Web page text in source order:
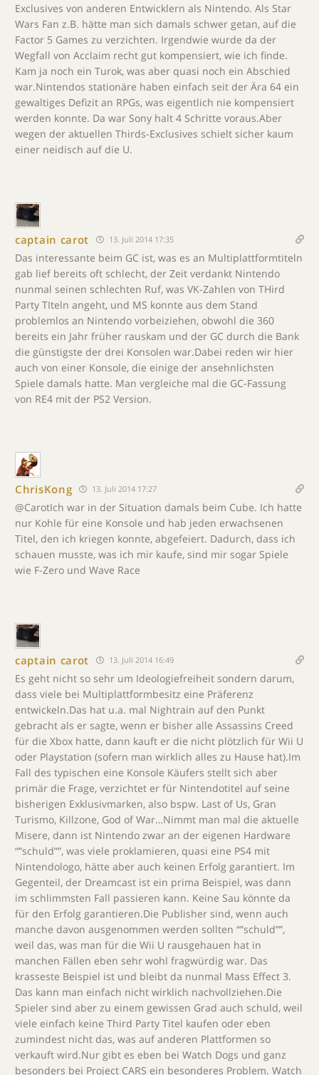
Exclusives von anderen Entwicklern als Nintendo. Als Star
Wars Fan z.B. hätte man sich damals schwer getan, auf die
Factor 5 Games zu verzichten. Irgendwie wurde da der
Wegfall von Acclaim recht gut kompensiert, wie ich finde.
Kam ja noch ein Turok, was aber quasi noch ein Abschied
war.Nintendos stationäre haben einfach seit der Ära 64 ein
gewaltiges Defizit an RPGs, was eigentlich nie kompensiert
werden konnte. Da war Sony halt 4 Schritte voraus.Aber
wegen der aktuellen Thirds-Exclusives schielt sicher kaum
einer neidisch auf die U.
captain carot 13. Juli 2014 17:35
Das interessante beim GC ist, was es an Multiplattformtiteln
gab lief bereits oft schlecht, der Zeit verdankt Nintendo
nunmal seinen schlechten Ruf, was VK-Zahlen von THird
Party TIteln angeht, und MS konnte aus dem Stand
problemlos an Nintendo vorbeiziehen, obwohl die 360
bereits ein Jahr früher rauskam und der GC durch die Bank
die günstigste der drei Konsolen war.Dabei reden wir hier
auch von einer Konsole, die einige der ansehnlichsten
Spiele damals hatte. Man vergleiche mal die GC-Fassung
von RE4 mit der PS2 Version.
ChrisKong 13. Juli 2014 17:27
@CarotIch war in der Situation damals beim Cube. Ich hatte
nur Kohle für eine Konsole und hab jeden erwachsenen
Titel, den ich kriegen konnte, abgefeiert. Dadurch, dass ich
schauen musste, was ich mir kaufe, sind mir sogar Spiele
wie F-Zero und Wave Race
captain carot 13. Juli 2014 16:49
Es geht nicht so sehr um Ideologiefreiheit sondern darum,
dass viele bei Multiplattformbesitz eine Präferenz
entwickeln.Das hat u.a. mal Nightrain auf den Punkt
gebracht als er sagte, wenn er bisher alle Assassins Creed
für die Xbox hatte, dann kauft er die nicht plötzlich für Wii U
oder Playstation (sofern man wirklich alles zu Hause hat).Im
Fall des typischen eine Konsole Käufers stellt sich aber
primär die Frage, verzichtet er für Nintendotitel auf seine
bisherigen Exklusivmarken, also bspw. Last of Us, Gran
Turismo, Killzone, God of War…Nimmt man mal die aktuelle
Misere, dann ist Nintendo zwar an der eigenen Hardware
“”schuld””, was viele proklamieren, quasi eine PS4 mit
Nintendologo, hätte aber auch keinen Erfolg garantiert. Im
Gegenteil, der Dreamcast ist ein prima Beispiel, was dann
im schlimmsten Fall passieren kann. Keine Sau könnte da
für den Erfolg garantieren.Die Publisher sind, wenn auch
manche davon ausgenommen werden sollten “”schuld””,
weil das, was man für die Wii U rausgehauen hat in
manchen Fällen eben sehr wohl fragwürdig war. Das
krasseste Beispiel ist und bleibt da nunmal Mass Effect 3.
Das kann man einfach nicht wirklich nachvollziehen.Die
Spieler sind aber zu einem gewissen Grad auch schuld, weil
viele einfach keine Third Party Titel kaufen oder eben
zumindest nicht das, was auf anderen Plattformen so
verkauft wird.Nur gibt es eben bei Watch Dogs und ganz
besonders bei Project CARS ein besonderes Problem. Watch